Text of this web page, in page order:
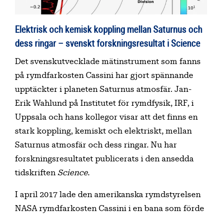
Elektrisk och kemisk koppling mellan Saturnus och
dess ringar – svenskt forskningsresultat i Science
Innehållsförteckning
Det svenskutvecklade mätinstrument som fanns
på rymdfarkosten Cassini har gjort spännande
upptäckter i planeten Saturnus atmosfär. Jan-
Erik Wahlund på Institutet för rymdfysik, IRF, i
Uppsala och hans kollegor visar att det finns en
stark koppling, kemiskt och elektriskt, mellan
Saturnus atmosfär och dess ringar. Nu har
forsknings­resultatet publicerats i den ansedda
tidskriften Science.
I april 2017 lade den amerikanska rymdstyrelsen
NASA rymdfarkosten Cassini i en bana som förde